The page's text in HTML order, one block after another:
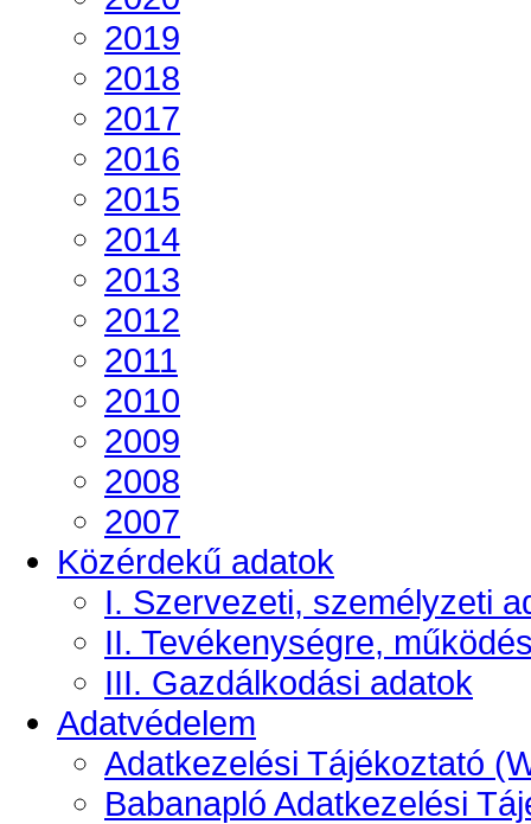
2019
2018
2017
2016
2015
2014
2013
2012
2011
2010
2009
2008
2007
Közérdekű adatok
I. Szervezeti, személyzeti
II. Tevékenységre,
III. Gazdálkodási adatok
Adatvédelem
Adatkezelési Tájékoztató
Babanapló Adatkezelési